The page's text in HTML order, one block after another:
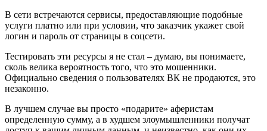
В сети встречаются сервисы, предоставляющие подобные
услуги платно или при условии, что заказчик укажет свой
логин и пароль от страницы в соцсети.
Тестировать эти ресурсы я не стал – думаю, вы понимаете,
сколь велика вероятность того, что это мошенники.
Официально сведения о пользователях ВК не продаются, это
незаконно.
В лучшем случае вы просто «подарите» аферистам
определенную сумму, а в худшем злоумышленники получат